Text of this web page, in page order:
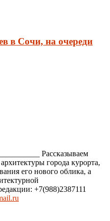
в Сочи, на очереди
Рассказываем
города курорта,
его нового облика, а
+7(988)2387111